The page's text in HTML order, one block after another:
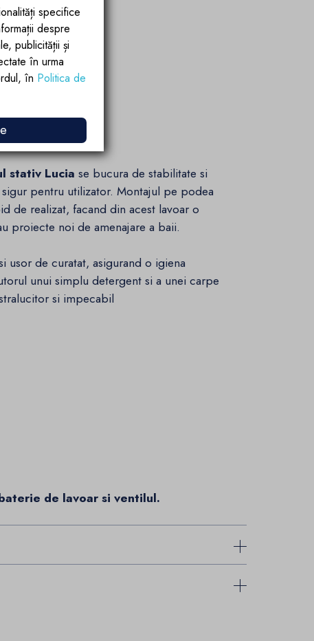
stativ Lucia se bucura de stabilitate si
pentru utilizator. Montajul pe podea
de realizat, facand din acest lavoar o
proiecte noi de amenajare a baii.
usor de curatat, asigurand o igiena
unui simplu detergent si a unei carpe
si impecabil
de lavoar si ventilul.
specifice
despre
publicității și
în urma
în Politica de